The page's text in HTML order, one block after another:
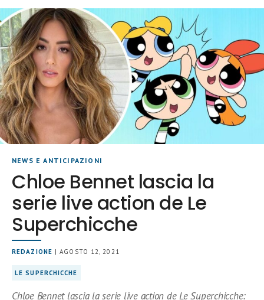
NEWS E ANTICIPAZIONI
Chloe Bennet lascia la
serie live action de Le
Superchicche
REDAZIONE | AGOSTO 12, 2021
LE SUPERCHICCHE
Chloe Bennet lascia la serie live action de Le Superchicche: